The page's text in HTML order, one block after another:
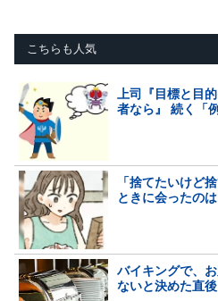
こちらも人気
上司『目標と目
者なら』 続く「
「捨てたいけど
ときに会ったの
バイキングで、
ないと決めた直